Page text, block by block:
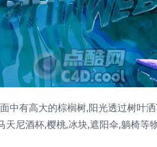
中有高大的棕榈树,阳光透过树叶
尼酒杯,樱桃,冰块,遮阳伞,躺椅等